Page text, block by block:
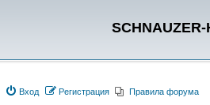
SCHNAUZER-
Вход Регистрация Правила форума